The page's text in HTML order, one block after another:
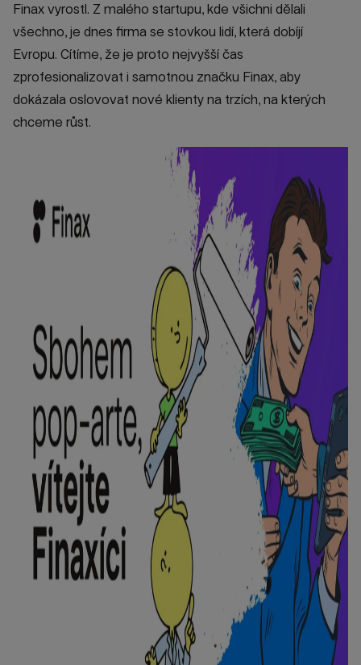
Finax vyrostl. Z malého startupu, kde všichni dělali
všechno, je dnes firma se stovkou lidí, která dobíjí
Evropu. Cítíme, že je proto nejvyšší čas
zprofesionalizovat i samotnou značku Finax, aby
dokázala oslovovat nové klienty na trzích, na kterých
chceme růst.